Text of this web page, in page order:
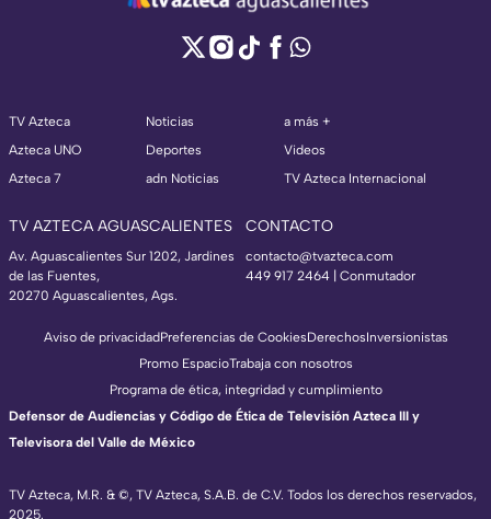
TV Azteca
Azteca UNO
Azteca 7
Noticias
Deportes
adn Noticias
a más +
Videos
TV Azteca Internacional
TV AZTECA AGUASCALIENTES
Av. Aguascalientes Sur 1202, Jardines
de las Fuentes,
20270 Aguascalientes, Ags.
CONTACTO
contacto@tvazteca.com
449 917 2464 | Conmutador
TV Azteca, M.R. & ©, TV Azteca, S.A.B. de C.V. Todos los derechos reservados,
2025.
Aviso de privacidadPreferencias de CookiesDerechosInversionistas
Promo EspacioTrabaja con nosotros
Programa de ética, integridad y cumplimiento
Defensor de Audiencias y Código de Ética de Televisión Azteca III y
Televisora del Valle de México